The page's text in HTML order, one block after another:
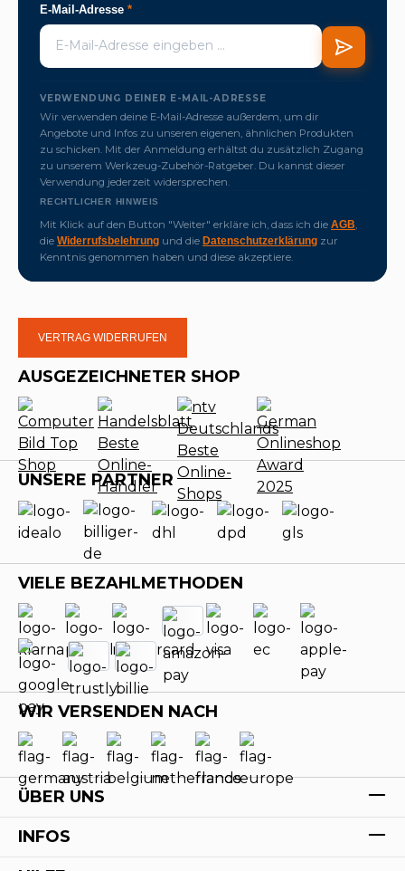
E-Mail-Adresse *
VERWENDUNG DEINER E-MAIL-ADRESSE
Wir verwenden deine E-Mail-Adresse außerdem, um dir
Angebote und Infos zu unseren eigenen, ähnlichen Produkten
zu schicken. Mit der Anmeldung erhältst du zusätzlich Zugang
zu unserem Werkzeug-Zubehör-Ratgeber. Du kannst dieser
Verwendung jederzeit widersprechen.
RECHTLICHER HINWEIS
Mit Klick auf den Button "Weiter" erkläre ich, dass ich die AGB
die Widerrufsbelehrung und die Datenschutzerklärung zur
Kenntnis genommen haben und diese akzeptiere.
VERTRAG WIDERRUFEN
AUSGEZEICHNETER SHOP
UNSERE PARTNER
VIELE BEZAHLMETHODEN
WIR VERSENDEN NACH
ÜBER UNS
INFOS